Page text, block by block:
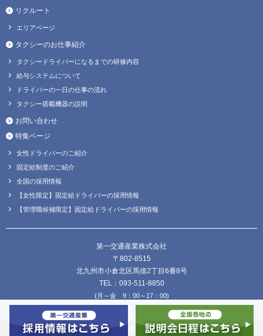
リクルート
エリアページ
タクシーのお仕事紹介
タクシードライバーになるまでの研修内容
給与システムについて
ドライバーの一日の仕事の流れ
タクシー搭載機器の説明
お問い合わせ
特集ページ
女性ドライバーのご紹介
固定給制度のご紹介
全国の採用情報
【女性限定】固定給ドライバーの採用情報
【管理職候補限定】固定給ドライバーの採用情報
第一交通産業株式会社
〒802-8515
北九州市小倉北区馬借2丁目6番8号
TEL：093-511-8850
(月～金 9：00～17：00)
FAX：093-511-8838
Copyright © DAIICHI KOUTSU SANGYO Co.,Ltd. all Rights Reserved.